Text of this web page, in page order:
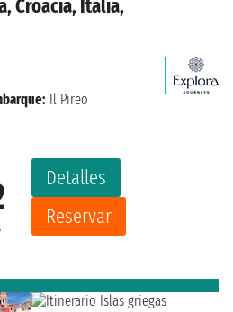
Croacia, Italia,
Detalles
Reservar
Il Pireo